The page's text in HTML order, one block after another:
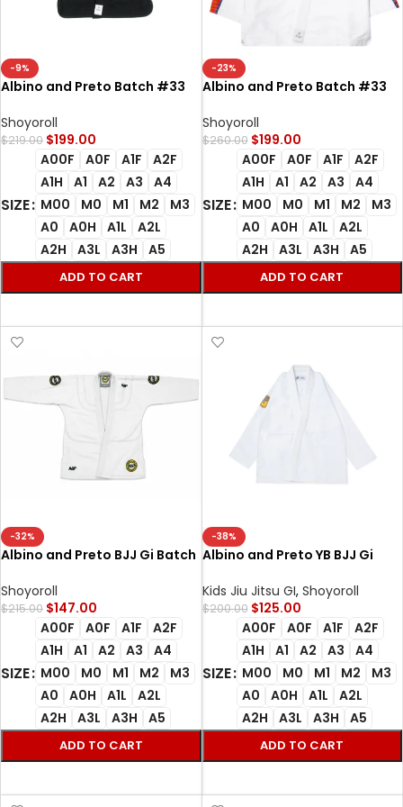
-9%
Albino and Preto Batch #33
Domination black Gi
Shoyoroll
$219.00 $199.00
SIZE
A00F A0F A1F
A2F
A1H
A1 A2 A3
A4
M00
M0 M1 M2
M3
A0
A0H A1L
A2L
A2H
A3L A3H A5
ADD TO CART
-23%
Albino and Preto Batch #33
Domination white Gi
Shoyoroll
$260.00 $199.00
SIZE
A00F A0F A1F
A2F
A1H
A1 A2 A3
A4
M00
M0 M1 M2
M3
A0
A0H A1L
A2L
A2H
A3L A3H A5
ADD TO CART
-32%
Albino and Preto BJJ Gi Batch
gi for training and
competition
Shoyoroll
$215.00 $147.00
SIZE
A00F A0F A1F
A2F
A1H
A1 A2 A3
A4
M00
M0 M1 M2
M3
A0
A0H A1L
A2L
A2H
A3L A3H A5
ADD TO CART
-38%
Albino and Preto YB BJJ Gi
Bag
Kids Jiu Jitsu GI, Shoyoroll
$200.00 $125.00
SIZE
A00F A0F A1F
A2F
A1H
A1 A2 A3
A4
M00
M0 M1 M2
M3
A0
A0H A1L
A2L
A2H
A3L A3H A5
ADD TO CART